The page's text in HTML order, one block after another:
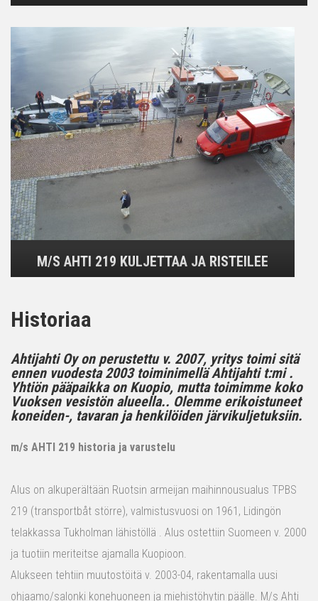
M/S AHTI 219 KULJETTAA JA RISTEILEE
Historiaa
Ahtijahti Oy on perustettu v. 2007, yritys toimi sitä
ennen vuodesta 2003 toiminimellä Ahtijahti t:mi .
Yhtiön pääpaikka on Kuopio, mutta toimimme koko
Vuoksen vesistön alueella.. Olemme erikoistuneet
koneiden-, tavaran ja henkilöiden järvikuljetuksiin.
m/s AHTI 219 historia ja varustelu
Alus on alkuperältään Ruotsin armeijan maihinnousualus TPBS
219 (transportbåt större), valmistusvuosi on 1961, Lidingön
telakkassa Tukholman lähistöllä . Alus ostettiin Suomeen v. 2000
ja tuotiin meriteitse ajamalla Kuopioon.
Alukseen tehtiin muutostöitä v. 2003-04, rakentamalla uusi
ohjaamo/salonki konehuoneen ja miehistöhytin päälle. M/s Ahti